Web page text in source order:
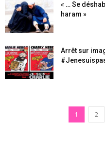
« … Se
haram »
Arrêt sur
1 2